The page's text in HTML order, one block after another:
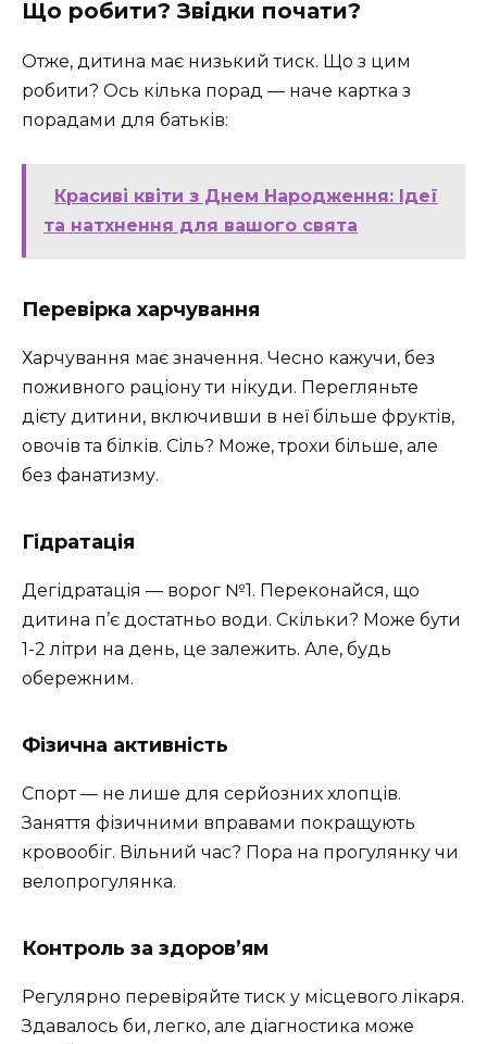
Що робити? Звідки почати?
Отже, дитина має низький тиск. Що з цим
робити? Ось кілька порад — наче картка з
порадами для батьків:
Красиві квіти з Днем Народження: Ідеї
та натхнення для вашого свята
Перевірка харчування
Харчування має значення. Чесно кажучи, без
поживного раціону ти нікуди. Перегляньте
дієту дитини, включивши в неї більше фруктів,
овочів та білків. Сіль? Може, трохи більше, але
без фанатизму.
Гідратація
Дегідратація — ворог №1. Переконайся, що
дитина п’є достатньо води. Скільки? Може бути
1-2 літри на день, це залежить. Але, будь
обережним.
Фізична активність
Спорт — не лише для серйозних хлопців.
Заняття фізичними вправами покращують
кровообіг. Вільний час? Пора на прогулянку чи
велопрогулянка.
Контроль за здоров’ям
Регулярно перевіряйте тиск у місцевого лікаря.
Здавалось би, легко, але діагностика може